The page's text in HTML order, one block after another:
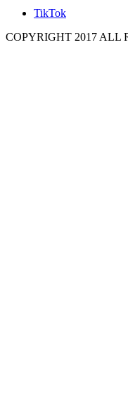
TikTok
COPYRIGHT 2017 ALL